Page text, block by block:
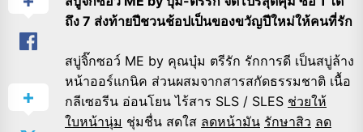
ถึง 7​ ส่งท้ายปีชวนช้อปเป็นของขวัญปีใหม่ให้คนที่รัก
สบู่จิ๊กซอว์ ME by คุณบุ๋ม ตรีรัก รักการดี เป็นสบู่ล้าง
หน้าออร์แกนิค ส่วนผสมจากสารสกัดธรรมชาติ เนื้อ
กลีเซอรีน อ่อนโยน ไร้สาร SLS / SLES ช่วยให้
ใบหน้านุ่ม ชุ่มชื่น สดใส ลดหน้ามัน รักษาสิว ลด